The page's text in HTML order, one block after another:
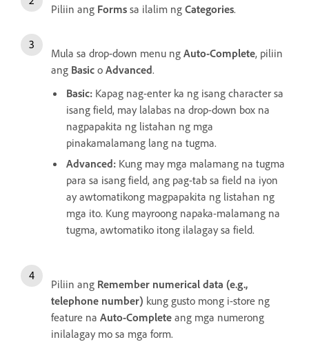
Piliin ang Forms sa ilalim ng Categories.
Mula sa drop-down menu ng Auto-Complete, piliin
ang Basic o Advanced.
Basic: Kapag nag-enter ka ng isang character sa
isang field, may lalabas na drop-down box na
nagpapakita ng listahan ng mga
pinakamalamang lang na tugma.
Advanced: Kung may mga malamang na tugma
para sa isang field, ang pag-tab sa field na iyon
ay awtomatikong magpapakita ng listahan ng
mga ito. Kung mayroong napaka-malamang na
tugma, awtomatiko itong ilalagay sa field.
Piliin ang Remember numerical data (e.g.,
telephone number) kung gusto mong i-store ng
feature na Auto-Complete ang mga numerong
inilalagay mo sa mga form.